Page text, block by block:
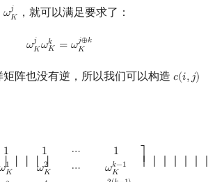
𝜔𝑗
𝐾
j ，就可以满足要求了：
𝜔𝑗
𝐾𝜔𝑘
𝐾 = 𝜔𝑗⊕𝑘
𝐾
ωKj ωK =ωKj⊕k
阵也没有逆，所以我们可以构造 𝑐(𝑖,𝑗)
c(i,j)=
⎢ ⎢ ⎢ ⎢ ⎢
1 1 ⋯
1
1
𝐾 𝜔2
𝐾 ⋯ 𝜔𝑘−1
𝐾
⎤⎥ ⎥ ⎥ ⎥ ⎥ ⎥ ⎥
ω ωK 4⋯ k